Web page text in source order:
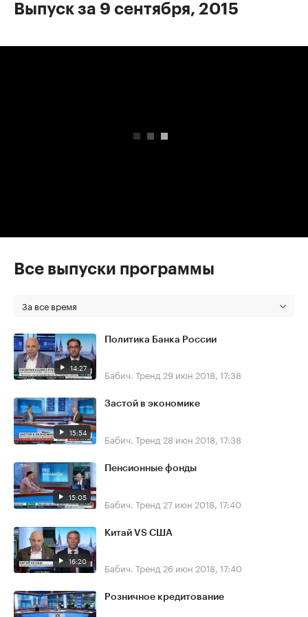
Выпуск за 9 сентября, 2015
Все выпуски программы
За все время
14:27
Политика Банка России
Бабич. Тренд 29 июн 2018, 17:38
15:54
Застой в экономике
Бабич. Тренд 28 июн 2018, 17:38
15:05
Пенсионные фонды
Бабич. Тренд 27 июн 2018, 17:40
16:20
Китай VS США
Бабич. Тренд 26 июн 2018, 17:40
Розничное кредитование